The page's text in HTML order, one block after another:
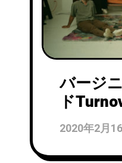
バージ
ド
Way』
2020年2月